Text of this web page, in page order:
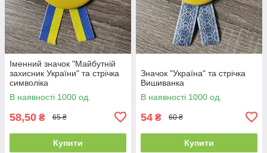
Іменний значок "Майбутній
захисник України" та стрічка
символіка
В наявності 1000 од.
58,50 ₴ 65 ₴
Купити
Значок "Україна" та стрічка
Вишиванка
В наявності 1000 од.
54 ₴ 60 ₴
Купити